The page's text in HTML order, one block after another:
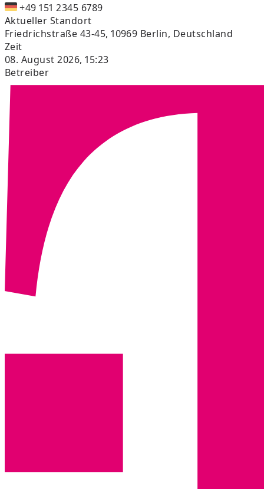
+49 151 2345 6789
Aktueller Standort
Friedrichstraße 43-45, 10969 Berlin, Deutschland
Zeit
08. August 2026, 15:23
Betreiber